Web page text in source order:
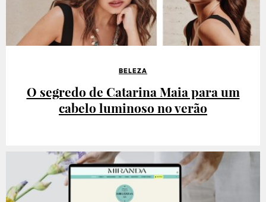
BELEZA
O segredo de Catarina Maia para um
cabelo luminoso no verão